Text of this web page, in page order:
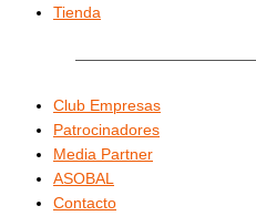
Tienda
Club Empresas
Patrocinadores
Media Partner
ASOBAL
Contacto